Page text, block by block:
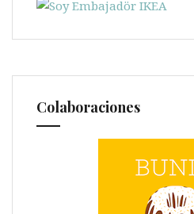
Colaboraciones